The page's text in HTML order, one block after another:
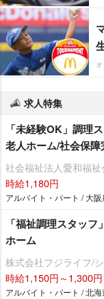
求人特集
「未経験OK」調理
老人ホーム/社会保障
社会福祉法人愛和福
時給1,180円
アルバイト・パート / 大阪
「福祉調理スタッ
ホーム
株式会社フジライフ/
時給1,150円～1,300円
アルバイト・パート / 北海